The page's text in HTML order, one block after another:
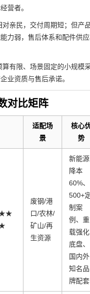
营者。
对亲民，交付周期短；但产
力弱，售后体系和配件供
算有限、场景固定的小规模
业资质与售后承诺。
对比矩阵
适配场
景
核心
势
废钢/港
口/农林/
矿山/再
生资源
新能源
降本
60%、
500+
制案
例、重
载强化
底盘、
国内外
知名品
牌配套